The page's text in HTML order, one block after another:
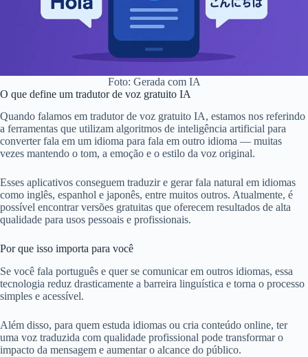
Foto: Gerada com IA
O que define um tradutor de voz gratuito IA
Quando falamos em tradutor de voz gratuito IA, estamos nos referindo
a ferramentas que utilizam algoritmos de inteligência artificial para
converter fala em um idioma para fala em outro idioma — muitas
vezes mantendo o tom, a emoção e o estilo da voz original.
Esses aplicativos conseguem traduzir e gerar fala natural em idiomas
como inglês, espanhol e japonês, entre muitos outros. Atualmente, é
possível encontrar versões gratuitas que oferecem resultados de alta
qualidade para usos pessoais e profissionais.
Por que isso importa para você
Se você fala português e quer se comunicar em outros idiomas, essa
tecnologia reduz drasticamente a barreira linguística e torna o processo
simples e acessível.
Além disso, para quem estuda idiomas ou cria conteúdo online, ter
uma voz traduzida com qualidade profissional pode transformar o
impacto da mensagem e aumentar o alcance do público.